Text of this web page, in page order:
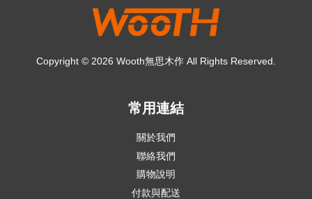
Copyright © 2026 Wooth無思木作 All Rights Reserved.
常用連結
關於我們
聯絡我們
購物說明
付款與配送